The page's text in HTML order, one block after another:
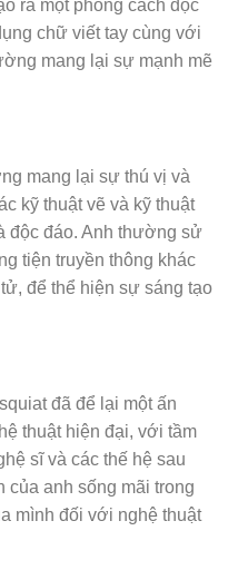
ra một phong cách độc
chữ viết tay cùng với
mang lại sự mạnh mẽ
mang lại sự thú vị và
kỹ thuật vẽ và kỹ thuật
độc đáo. Anh thường sử
tiện truyền thông khác
để thể hiện sự sáng tạo
đã để lại một ấn
thuật hiện đại, với tầm
sĩ và các thế hệ sau
của anh sống mãi trong
mình đối với nghệ thuật